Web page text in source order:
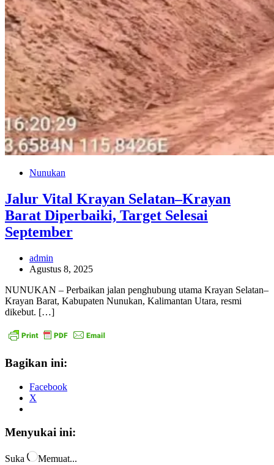
Nunukan
Jalur Vital Krayan Selatan–Krayan
Barat Diperbaiki, Target Selesai
September
admin
Agustus 8, 2025
NUNUKAN – Perbaikan jalan penghubung utama Krayan Selatan–
Krayan Barat, Kabupaten Nunukan, Kalimantan Utara, resmi
dikebut. […]
Bagikan ini:
Facebook
X
Menyukai ini:
Suka Memuat...